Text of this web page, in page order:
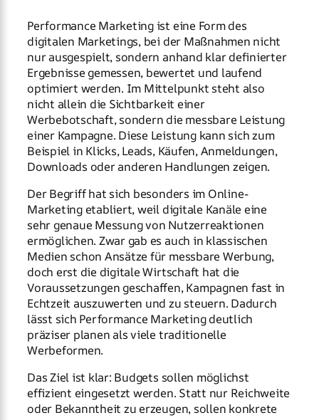
Performance Marketing ist eine Form des
digitalen Marketings, bei der Maßnahmen nicht
nur ausgespielt, sondern anhand klar definierter
Ergebnisse gemessen, bewertet und laufend
optimiert werden. Im Mittelpunkt steht also
nicht allein die Sichtbarkeit einer
Werbebotschaft, sondern die messbare Leistung
einer Kampagne. Diese Leistung kann sich zum
Beispiel in Klicks, Leads, Käufen, Anmeldungen,
Downloads oder anderen Handlungen zeigen.
Der Begriff hat sich besonders im Online-
Marketing etabliert, weil digitale Kanäle eine
sehr genaue Messung von Nutzerreaktionen
ermöglichen. Zwar gab es auch in klassischen
Medien schon Ansätze für messbare Werbung,
doch erst die digitale Wirtschaft hat die
Voraussetzungen geschaffen, Kampagnen fast in
Echtzeit auszuwerten und zu steuern. Dadurch
lässt sich Performance Marketing deutlich
präziser planen als viele traditionelle
Werbeformen.
Das Ziel ist klar: Budgets sollen möglichst
effizient eingesetzt werden. Statt nur Reichweite
oder Bekanntheit zu erzeugen, sollen konkrete